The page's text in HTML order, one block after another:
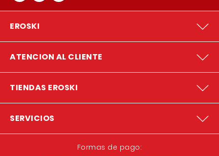
EROSKI
ATENCION AL CLIENTE
TIENDAS EROSKI
SERVICIOS
Formas de pago: